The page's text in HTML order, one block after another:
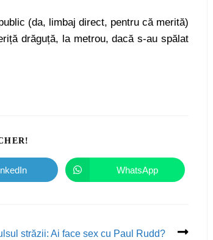
(da, limbaj direct, pentru că merită)
drăguță, la metrou, dacă s-au spălat
WhatsApp
străzii: Ai face sex cu Paul Rudd?